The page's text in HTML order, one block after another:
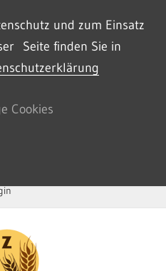
und zum Einsatz
Seite finden Sie in
Cookies